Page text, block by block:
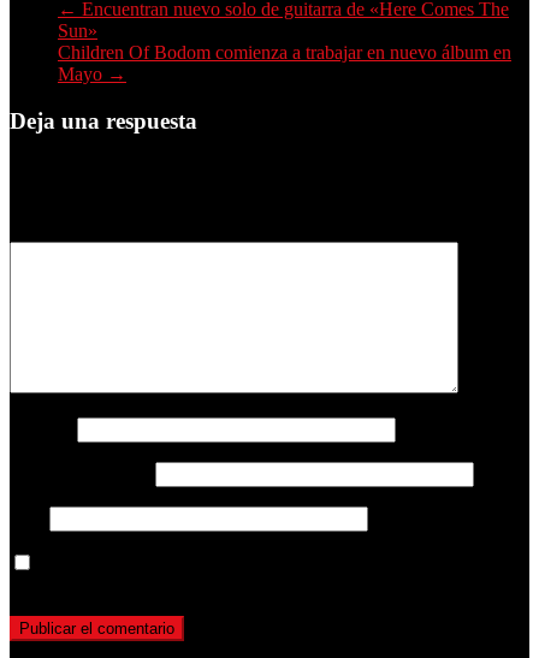
← Encuentran nuevo solo de guitarra de «Here Comes The
Sun»
Children Of Bodom comienza a trabajar en nuevo álbum en
Mayo →
Deja una respuesta